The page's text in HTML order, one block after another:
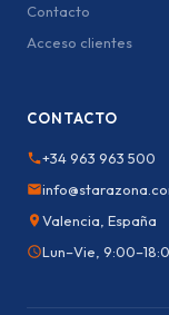
Contacto
Acceso clientes
CONTACTO
+34 963 963 500
Valencia, España
Lun–Vie,